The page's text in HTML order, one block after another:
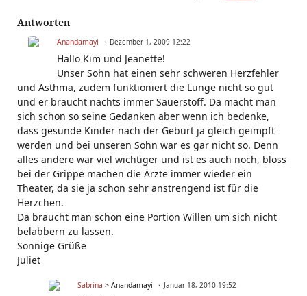
Antworten
Anandamayi Dezember 1, 2009 12:22
Hallo Kim und Jeanette!
Unser Sohn hat einen sehr schweren Herzfehler
und Asthma, zudem funktioniert die Lunge nicht so gut
und er braucht nachts immer Sauerstoff. Da macht man
sich schon so seine Gedanken aber wenn ich bedenke,
dass gesunde Kinder nach der Geburt ja gleich geimpft
werden und bei unseren Sohn war es gar nicht so. Denn
alles andere war viel wichtiger und ist es auch noch, bloss
bei der Grippe machen die Ärzte immer wieder ein
Theater, da sie ja schon sehr anstrengend ist für die
Herzchen.
Da braucht man schon eine Portion Willen um sich nicht
belabbern zu lassen.
Sonnige Grüße
Juliet
Sabrina > Anandamayi Januar 18, 2010 19:52